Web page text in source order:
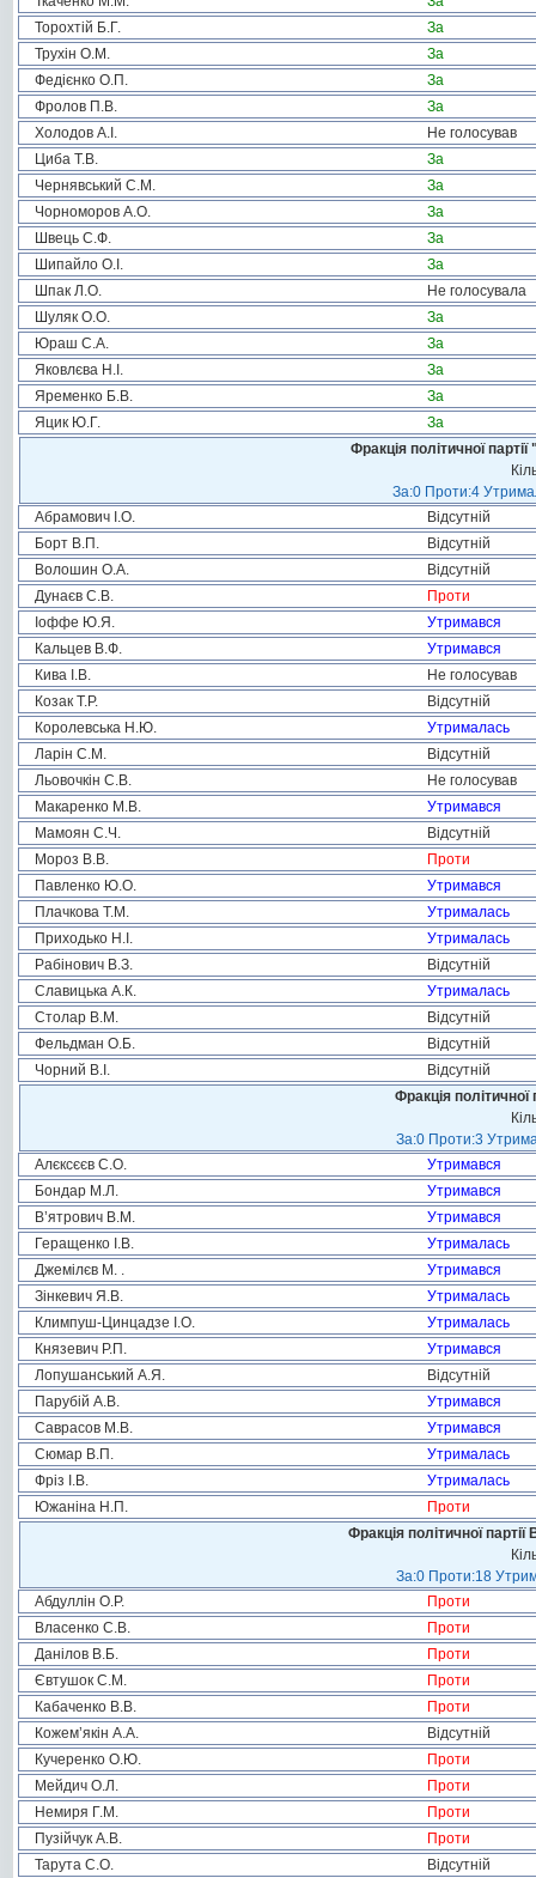
Торохтій Б.Г.
За
Трухін О.М.
За
Федієнко О.П.
За
Фролов П.В.
За
Холодов А.І.
Не голосував
Циба Т.В.
За
Чернявський С.М.
За
Чорноморов А.О.
За
Швець С.Ф.
За
Шипайло О.І.
За
Шпак Л.О.
Не голосувала
Шуляк О.О.
За
Юраш С.А.
За
Яковлєва Н.І.
За
Яременко Б.В.
За
Яцик Ю.Г.
За
Фракція політичної
За:0 Проти:4
Абрамович І.О.
Відсутній
Борт В.П.
Відсутній
Волошин О.А.
Відсутній
Дунаєв С.В.
Проти
Іоффе Ю.Я.
Утримався
Кальцев В.Ф.
Утримався
Кива І.В.
Не голосував
Козак Т.Р.
Відсутній
Королевська Н.Ю.
Утрималась
Ларін С.М.
Відсутній
Льовочкін С.В.
Не голосував
Макаренко М.В.
Утримався
Мамоян С.Ч.
Відсутній
Мороз В.В.
Проти
Павленко Ю.О.
Утримався
Плачкова Т.М.
Утрималась
Приходько Н.І.
Утрималась
Рабінович В.З.
Відсутній
Славицька А.К.
Утрималась
Столар В.М.
Відсутній
Фельдман О.Б.
Відсутній
Чорний В.І.
Відсутній
Фракція
За:0 Проти:3
Алєксєєв С.О.
Утримався
Бондар М.Л.
Утримався
В’ятрович В.М.
Утримався
Геращенко І.В.
Утрималась
Джемілєв М. .
Утримався
Зінкевич Я.В.
Утрималась
Климпуш-Цинцадзе І.О.
Утрималась
Князевич Р.П.
Утримався
Лопушанський А.Я.
Відсутній
Парубій А.В.
Утримався
Саврасов М.В.
Утримався
Сюмар В.П.
Утрималась
Фріз І.В.
Утрималась
Южаніна Н.П.
Проти
Фракція політичної
За:0 Проти:18
Абдуллін О.Р.
Проти
Власенко С.В.
Проти
Данілов В.Б.
Проти
Євтушок С.М.
Проти
Кабаченко В.В.
Проти
Кожем’якін А.А.
Відсутній
Кучеренко О.Ю.
Проти
Мейдич О.Л.
Проти
Немиря Г.М.
Проти
Пузійчук А.В.
Проти
Тарута С.О.
Відсутній